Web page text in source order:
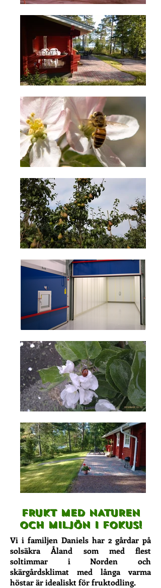
FRUKT MED NATUREN
OCH MILJÖN I FOKUS!
Vi i familjen Daniels har 2 gårdar på
solsäkra Åland som med flest
soltimmar i Norden och
skärgårdsklimat med långa varma
höstar är idealiskt för fruktodling.